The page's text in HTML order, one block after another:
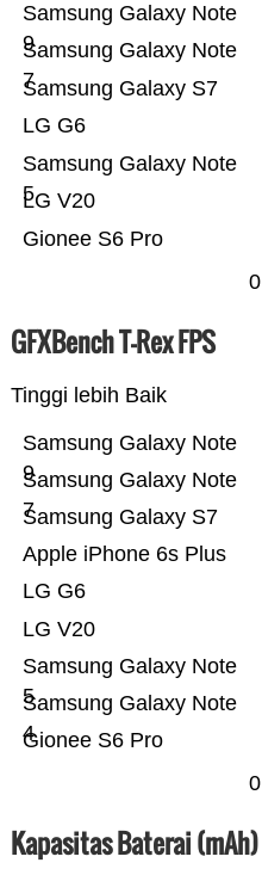
Gionee S6 Pro
LG V20
Samsung Galaxy Note
5
LG G6
Samsung Galaxy S7
Samsung Galaxy Note
7
Samsung Galaxy Note
9
0
GFXBench T-Rex FPS
Tinggi lebih Baik
Gionee S6 Pro
Samsung Galaxy Note
4
Samsung Galaxy Note
5
LG V20
LG G6
Apple iPhone 6s Plus
Samsung Galaxy S7
Samsung Galaxy Note
7
Samsung Galaxy Note
9
0
Kapasitas Baterai (mAh)